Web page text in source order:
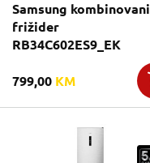
Samsung kombinovani
frižider
RB34C602ES9_EK
799,00 KM